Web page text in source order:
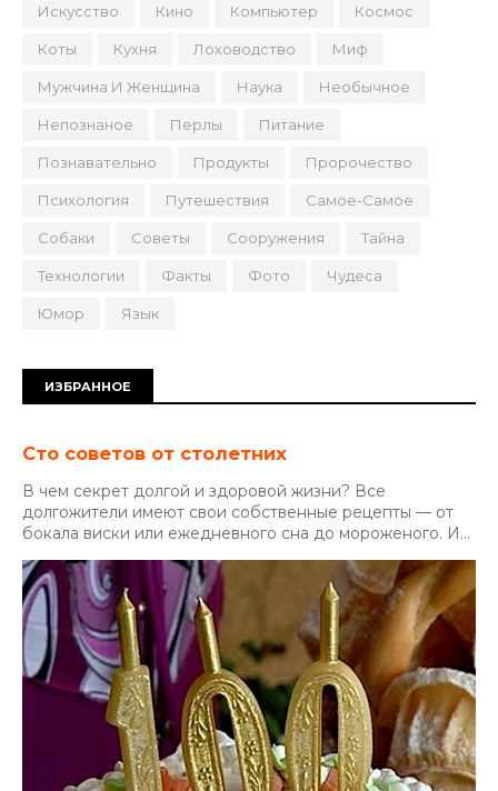
Искусство Кино Компьютер Космос
Коты Кухня Лоховодство Миф
Мужчина И Женщина Наука Необычное
Непознаное Перлы Питание
Познавательно Продукты Пророчество
Психология Путешествия Самое-Самое
Собаки Советы Сооружения Тайна
Технологии Факты Фото Чудеса
Юмор Язык
ИЗБРАННОЕ
Сто советов от столетних
В чем секрет долгой и здоровой жизни? Все
долгожители имеют свои собственные рецепты — от
бокала виски или ежедневного сна до мороженого. И...